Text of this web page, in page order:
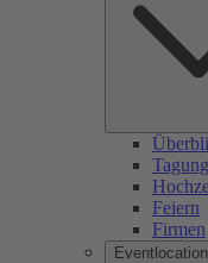
Feiern
Firmen